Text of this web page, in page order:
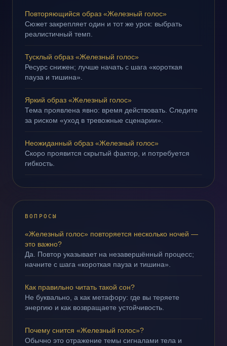
Повторяющийся образ «Железный голос»
Сюжет закрепляет один и тот же урок: выбрать
реалистичный темп.
Тусклый образ «Железный голос»
Ресурс снижен; лучше начать с шага «короткая
пауза и тишина».
Яркий образ «Железный голос»
Тема проявлена явно: время действовать. Следите
за риском «уход в тревожные сценарии».
Неожиданный образ «Железный голос»
Скоро проявится скрытый фактор, и потребуется
гибкость.
ВОПРОСЫ
«Железный голос» повторяется несколько ночей —
это важно?
Да. Повтор указывает на незавершённый процесс;
начните с шага «короткая пауза и тишина».
Как правильно читать такой сон?
Не буквально, а как метафору: где вы теряете
энергию и как возвращаете устойчивость.
Почему снится «Железный голос»?
Обычно это отражение темы сигналами тела и